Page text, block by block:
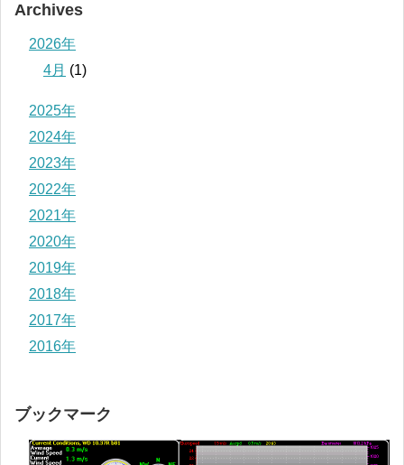
Archives
2026年
4月 (1)
2025年
2024年
2023年
2022年
2021年
2020年
2019年
2018年
2017年
2016年
ブックマーク